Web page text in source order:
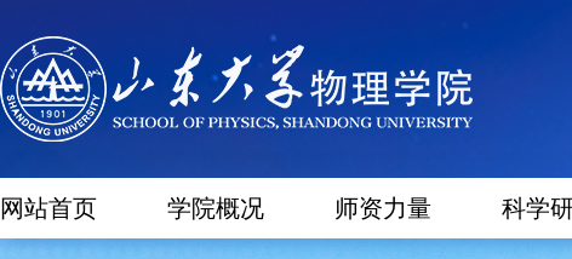
网站首页 学院概况 师资力量 科学